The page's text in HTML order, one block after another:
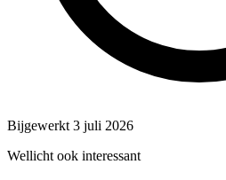
Bijgewerkt 3 juli 2026
Wellicht ook interessant